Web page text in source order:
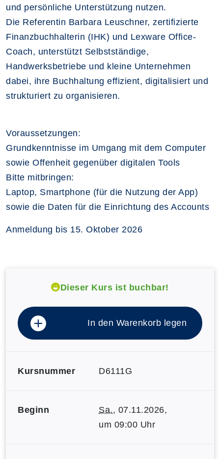
und persönliche Unterstützung nutzen.
Die Referentin Barbara Leuschner, zertifizierte
Finanzbuchhalterin (IHK) und Lexware Office-
Coach, unterstützt Selbstständige,
Handwerksbetriebe und kleine Unternehmen
dabei, ihre Buchhaltung effizient, digitalisiert und
strukturiert zu organisieren.
Voraussetzungen:
Grundkenntnisse im Umgang mit dem Computer
sowie Offenheit gegenüber digitalen Tools
Bitte mitbringen:
Laptop, Smartphone (für die Nutzung der App)
sowie die Daten für die Einrichtung des Accounts
Anmeldung bis 15. Oktober 2026
Dieser Kurs ist buchbar!
In den Warenkorb legen
Kursnummer D6111G
Beginn Sa., 07.11.2026,
um 09:00 Uhr